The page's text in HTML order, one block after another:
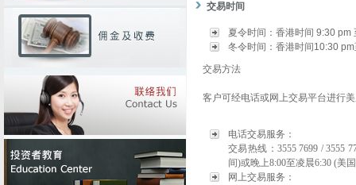
交易时间
夏令时间：香港时间 9:30
冬令时间：香港时间10:30
交易方法
客户可经电话或网上交易平台进行
电话交易服务：
交易热线 ：3555 7699 / 3555
间)或晚上8:00至凌晨6:30 (美
网上交易服务：